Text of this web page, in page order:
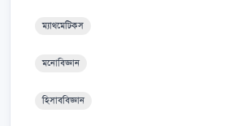
ম্যাথমেটিকস
মনোবিজ্ঞান
হিসাববিজ্ঞান